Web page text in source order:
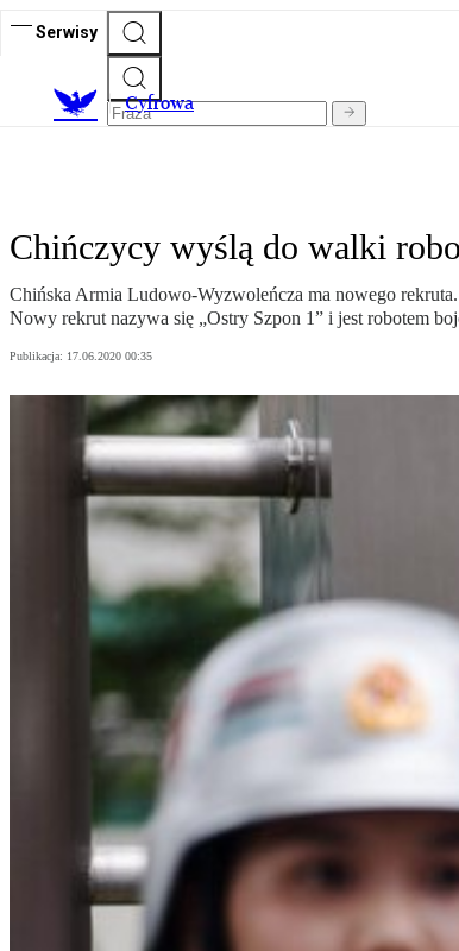
Serwisy
Cyfrowa
Chińczycy wyślą do walki
Chińska Armia Ludowo-Wyzwoleńcza ma nowego
Nowy rekrut nazywa się „Ostry Szpon 1” i jest robotem
Publikacja: 17.06.2020 00:35